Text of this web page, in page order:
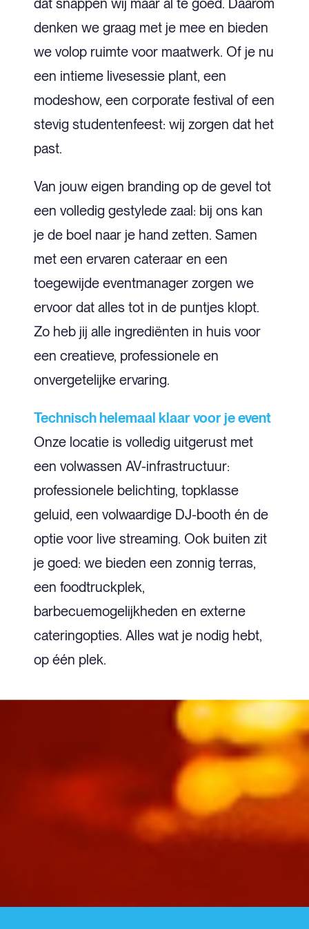
dat snappen wij maar al te goed. Daarom
denken we graag met je mee en bieden
we volop ruimte voor maatwerk. Of je nu
een intieme livesessie plant, een
modeshow, een corporate festival of een
stevig studentenfeest: wij zorgen dat het
past.
Van jouw eigen branding op de gevel tot
een volledig gestylede zaal: bij ons kan
je de boel naar je hand zetten. Samen
met een ervaren cateraar en een
toegewijde eventmanager zorgen we
ervoor dat alles tot in de puntjes klopt.
Zo heb jij alle ingrediënten in huis voor
een creatieve, professionele en
onvergetelijke ervaring.
Technisch helemaal klaar voor je event
Onze locatie is volledig uitgerust met
een volwassen AV-infrastructuur:
professionele belichting, topklasse
geluid, een volwaardige DJ-booth én de
optie voor live streaming. Ook buiten zit
je goed: we bieden een zonnig terras,
een foodtruckplek,
barbecuemogelijkheden en externe
cateringopties. Alles wat je nodig hebt,
op één plek.